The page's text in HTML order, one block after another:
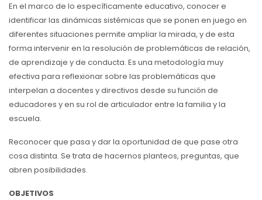
En el marco de lo específicamente educativo, conocer e
identificar las dinámicas sistémicas que se ponen en juego en
diferentes situaciones permite ampliar la mirada, y de esta
forma intervenir en la resolución de problemáticas de relación,
de aprendizaje y de conducta. Es una metodología muy
efectiva para reflexionar sobre las problemáticas que
interpelan a docentes y directivos desde su función de
educadores y en su rol de articulador entre la familia y la
escuela.
Reconocer que pasa y dar la oportunidad de que pase otra
cosa distinta. Se trata de hacernos planteos, preguntas, que
abren posibilidades.
OBJETIVOS